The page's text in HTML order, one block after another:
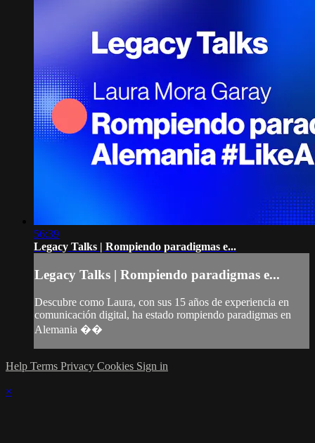
56:39
Legacy Talks | Rompiendo paradigmas e...
Legacy Talks | Rompiendo paradigmas e...
Descubre como Laura, con sus 15 años de experiencia en
comunicación digital, ha estado rompiendo paradigmas en
Alemania ��
Help Terms Privacy Cookies Sign in
×